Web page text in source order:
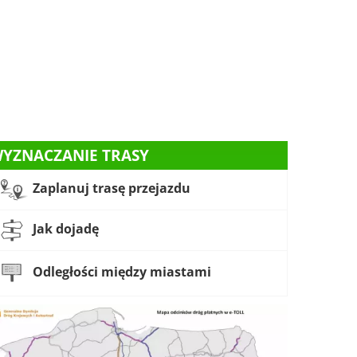
TRASY
Zaplanuj trasę przejazdu
Jak dojadę
Odległości między miastami